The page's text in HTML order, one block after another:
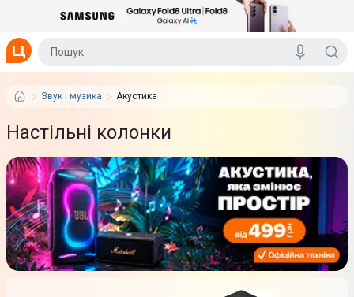
Звук і музика Акустика
Настільні колонки